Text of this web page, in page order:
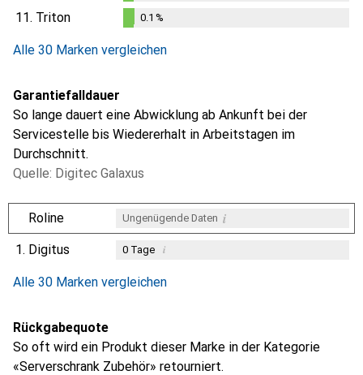
%
11. Triton 0.1 %
Alle 30 Marken vergleichen
Garantiefalldauer
So lange dauert eine Abwicklung ab Ankunft bei der
Servicestelle bis Wiedererhalt in Arbeitstagen im
Durchschnitt.
Quelle: Digitec Galaxus
Roline Ungenügende Daten i
1. Digitus 0Tage i
Alle 30 Marken vergleichen
Rückgabequote
So oft wird ein Produkt dieser Marke in der Kategorie
«Serverschrank Zubehör» retourniert.